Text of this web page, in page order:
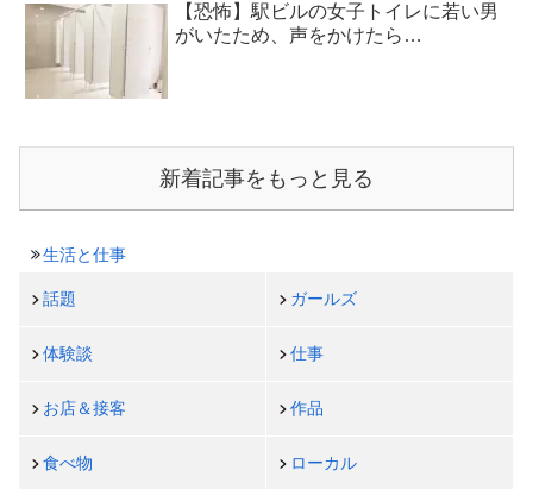
【恐怖】駅ビルの女子トイレに若い男
がいたため、声をかけたら…
新着記事をもっと見る
生活と仕事
話題 ガールズ
体験談 仕事
お店＆接客 作品
食べ物 ローカル